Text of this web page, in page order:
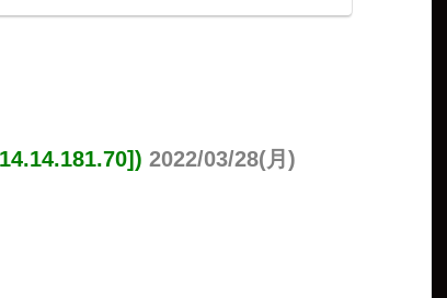
2022/03/28(月)